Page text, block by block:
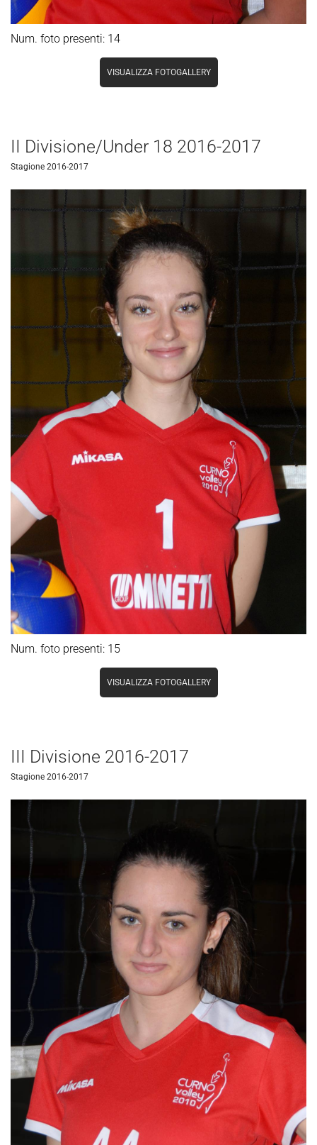
Num. foto presenti: 14
VISUALIZZA FOTOGALLERY
II Divisione/Under 18 2016-2017
Stagione 2016-2017
Num. foto presenti: 15
VISUALIZZA FOTOGALLERY
III Divisione 2016-2017
Stagione 2016-2017